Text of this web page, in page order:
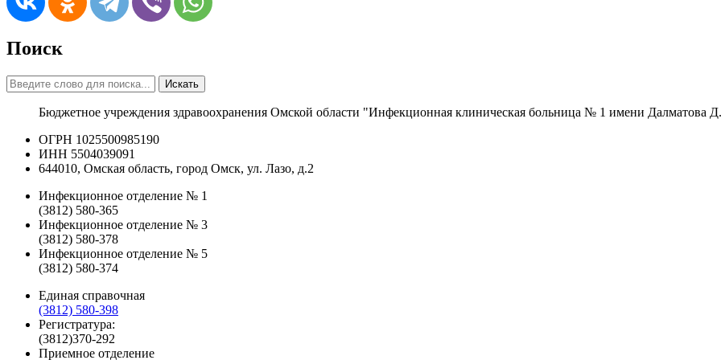
Поиск
Искать
Бюджетное учреждения здравоохранения Омской области "Инфекционная клиническая больница № 1 имени Далматова
ОГРН 1025500985190
ИНН 5504039091
644010, Омская область, город Омск, ул. Лазо, д.2
Инфекционное отделение № 1
(3812) 580-365
Инфекционное отделение № 3
(3812) 580-378
Инфекционное отделение № 5
(3812) 580-374
Единая справочная
(3812) 580-398
Регистратура:
(3812)370-292
Приемное отделение